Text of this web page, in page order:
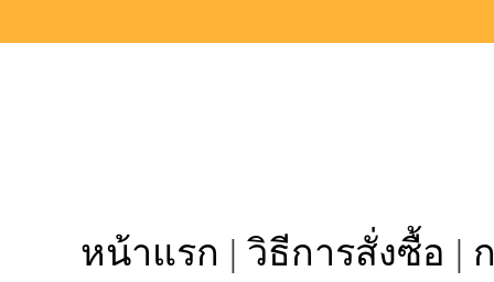
หน้าแรก | วิธีการสั่งซื้อ |